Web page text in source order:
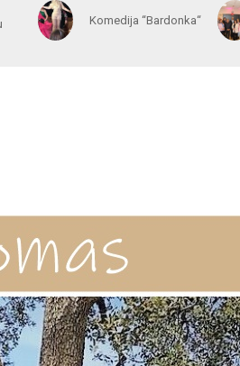
Komedija “Bardonka“